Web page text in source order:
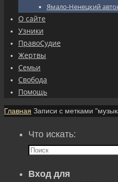
Ямало-Ненецкий
О сайте
Узники
ПравоСудие
Жертвы
Семьи
Свобода
Помощь
Главная Записи с метками
Что искать:
Вход для